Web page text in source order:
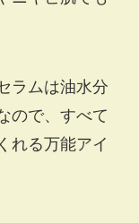
ラムは油水分
ので、すべて
れる万能アイ